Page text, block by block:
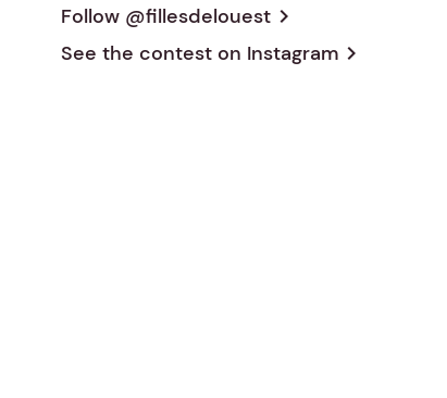
Follow @fillesdelouest chevron_right
See the contest on Instagram chevron_right